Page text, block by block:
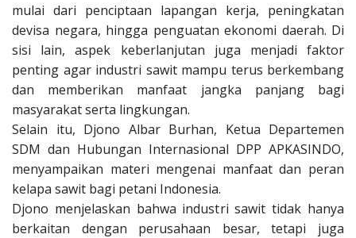
mulai dari penciptaan lapangan kerja, peningkatan
devisa negara, hingga penguatan ekonomi daerah. Di
sisi lain, aspek keberlanjutan juga menjadi faktor
penting agar industri sawit mampu terus berkembang
dan memberikan manfaat jangka panjang bagi
masyarakat serta lingkungan.
Selain itu, Djono Albar Burhan, Ketua Departemen
SDM dan Hubungan Internasional DPP APKASINDO,
menyampaikan materi mengenai manfaat dan peran
kelapa sawit bagi petani Indonesia.
Djono menjelaskan bahwa industri sawit tidak hanya
berkaitan dengan perusahaan besar, tetapi juga